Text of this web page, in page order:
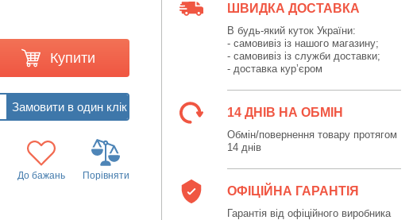
Купити
До бажань Порівняти
ШВИДКА ДОСТАВКА
В будь-який куток України:
- самовивіз із нашого магазину;
- самовивіз із служби доставки;
- доставка кур’єром
14 ДНІВ НА ОБМІН
Обмін/повернення товару протягом
14 днів
ОФІЦІЙНА ГАРАНТІЯ
Гарантія від офіційного виробника